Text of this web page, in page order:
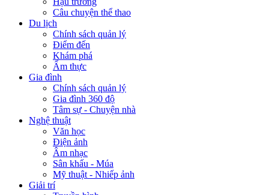
Câu chuyện thể thao
Du lịch
Chính sách quản lý
Điểm đến
Khám phá
Ẩm thực
Gia đình
Chính sách quản lý
Gia đình 360 độ
Tâm sự - Chuyện nhà
Nghệ thuật
Văn học
Điện ảnh
Âm nhạc
Sân khấu - Múa
Mỹ thuật - Nhiếp ảnh
Giải trí